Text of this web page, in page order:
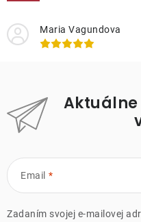
Maria Vagundova
Aktuálne
Email
Zadaním svojej e-mailovej